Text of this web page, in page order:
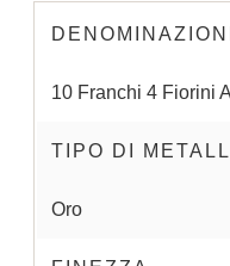
10 Franchi 4 Fiorini
TIPO DI
Oro